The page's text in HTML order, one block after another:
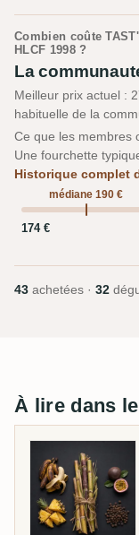
Combien coûte
HLCF 1998 ?
La
Meilleur prix actuel :
habituelle de la
Ce que les membres
Une fourchette
Historique complet
médiane 190 €
174 €
43 achetées · 32
À lire dans